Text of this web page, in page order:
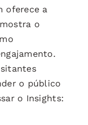
oferece a
o
o público
o Insights: